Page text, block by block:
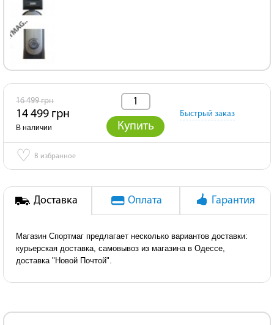
16 499 грн
14 499 грн
В наличии Купить
Быстрый заказ
♡ В избранное
Доставка Оплата Гарантия
Магазин Спортмаг предлагает несколько вариантов доставки:
курьерская доставка, самовывоз из магазина в Одессе,
доставка "Новой Почтой".